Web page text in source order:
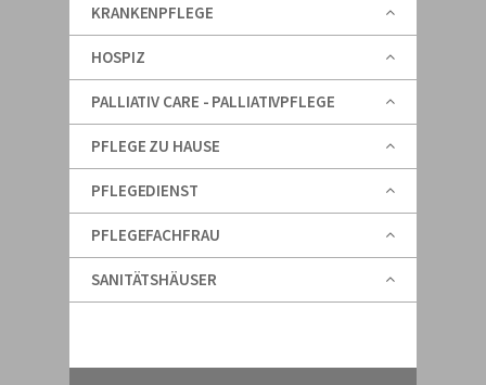
KRANKENPFLEGE
HOSPIZ
PALLIATIV CARE - PALLIATIVPFLEGE
PFLEGE ZU HAUSE
PFLEGEDIENST
PFLEGEFACHFRAU
SANITÄTSHÄUSER